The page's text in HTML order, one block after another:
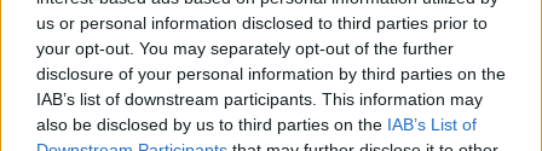
us or personal information disclosed to third parties prior to
your opt-out. You may separately opt-out of the further
disclosure of your personal information by third parties on the
IAB’s list of downstream participants. This information may
also be disclosed by us to third parties on the IAB’s List of